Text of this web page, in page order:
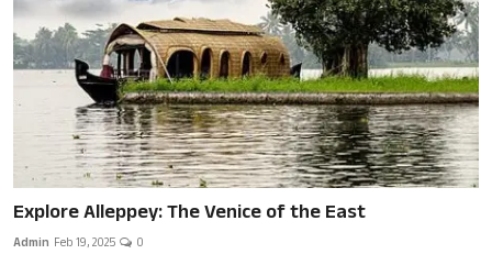
Explore Alleppey: The Venice of the East
Admin Feb 19, 2025 0